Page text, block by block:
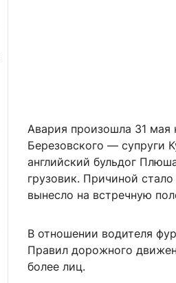
Авария произошла 31
Березовского — супруги
английский бульдог
грузовик. Причиной
вынесло на встречную
В отношении водителя
Правил дорожного
более лиц.